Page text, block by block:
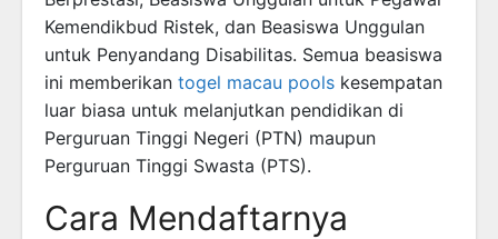
Kemendikbud Ristek, dan Beasiswa Unggulan
untuk Penyandang Disabilitas. Semua beasiswa
ini memberikan togel macau pools kesempatan
luar biasa untuk melanjutkan pendidikan di
Perguruan Tinggi Negeri (PTN) maupun
Perguruan Tinggi Swasta (PTS).
Cara Mendaftarnya